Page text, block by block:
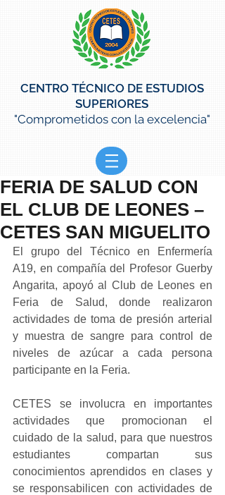
CENTRO TÉCNICO DE ESTUDIOS
SUPERIORES
"Comprometidos con la excelencia"
FERIA DE SALUD CON
EL CLUB DE LEONES –
CETES SAN MIGUELITO
El grupo del Técnico en Enfermería
A19, en compañía del Profesor Guerby
Angarita, apoyó al Club de Leones en
Feria de Salud, donde realizaron
actividades de toma de presión arterial
y muestra de sangre para control de
niveles de azúcar a cada persona
participante en la Feria.
CETES se involucra en importantes
actividades que promocionan el
cuidado de la salud, para que nuestros
estudiantes compartan sus
conocimientos aprendidos en clases y
se responsabilicen con actividades de